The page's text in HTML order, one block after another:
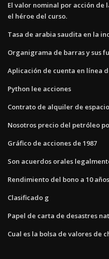
El valor nominal por acción de
el héroe del curso.
Tasa de arabia saudita en la
Organigrama de barras y sus
Aplicación de cuenta en línea
Python lee acciones
Contrato de alquiler de
Nosotros precio del petróleo
Gráfico de acciones de 1987
Son acuerdos orales
Rendimiento del bono a 10
Clasificado g
Papel de carta de desastres
Cual es la bolsa de valores de